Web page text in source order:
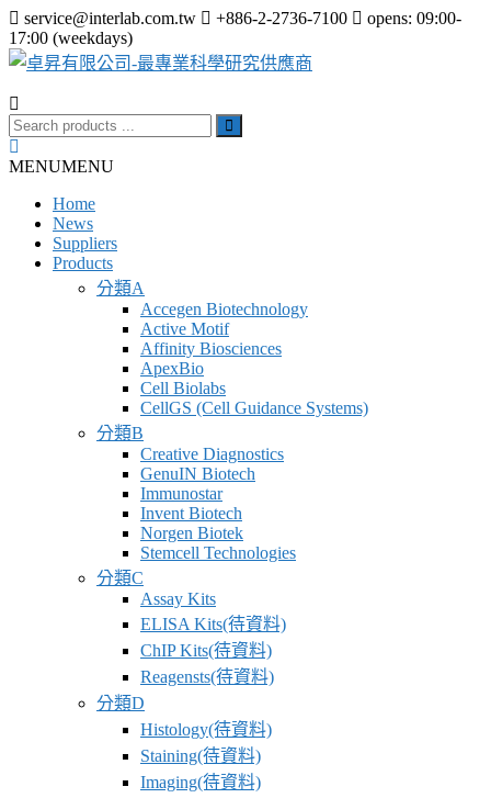
Skip
to
content
service@interlab.com.tw +886-2-2736-7100
opens: 09:00-
17:00 (weekdays)
卓
昇
有
Search
for:
MENUMENU
Home
News
Suppliers
Products
分類A
Accegen Biotechnology
Active Motif
Affinity Biosciences
ApexBio
Cell Biolabs
CellGS (Cell Guidance Systems)
分類B
Creative Diagnostics
GenuIN Biotech
Immunostar
Invent Biotech
Norgen Biotek
Stemcell Technologies
分類C
Assay Kits
ELISA Kits(待資料)
ChIP Kits(待資料)
Reagensts(待資料)
分類D
Histology(待資料)
Staining(待資料)
Imaging(待資料)